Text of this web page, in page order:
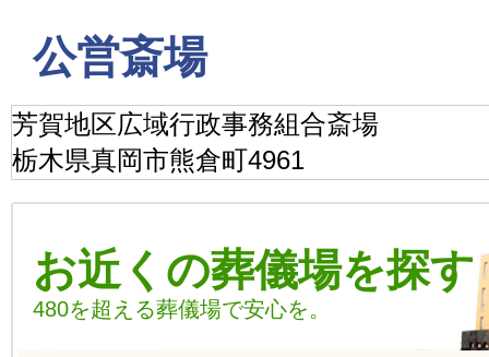
公営斎場
芳賀地区広域行政事務組合斎場
栃木県真岡市熊倉町4961
お近くの葬儀場を探す
480を超える葬儀場で安心を。